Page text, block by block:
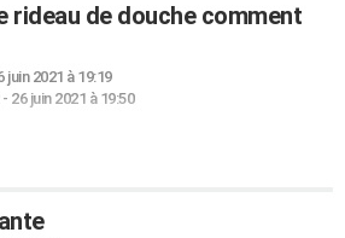
rideau de douche comment
juin 2021 à 19:19
- 26 juin 2021 à 19:50